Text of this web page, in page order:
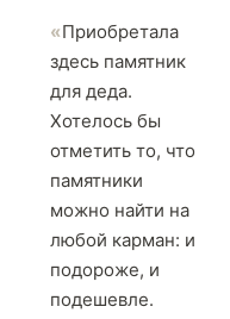
Приобретала
здесь памятник
для деда.
Хотелось бы
отметить то, что
памятники
можно найти на
любой карман: и
подороже, и
подешевле.